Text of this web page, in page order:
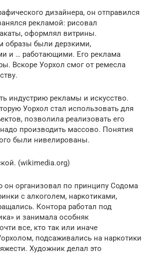
дизайнера, он отправился
рекламой: рисовал
оформлял витрины.
образы были дерзкими,
и … работающими. Его реклама
Вскоре Уорхол смог от ремесла
индустрию рекламы и искусство.
Уорхол стал использовать для
позволила реализовать его
производить массово. Понятия
были нивелированы.
(wikimedia.org)
он организовал по принципу Содома
с алкоголем, наркотиками,
Контора работал под
и занимала особняк
все, кто так или иначе
подсаживались на наркотики
Художник делал это